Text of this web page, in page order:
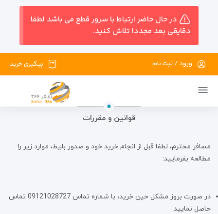
در حال حاضر ارتباط با سرور قطع می باشد لطفا
دقایقی بعد مجددا تلاش کنید.
پیگیری خرید ورود / ثبت نام
قوانین و مقررات
مسافر محترم، لطفا قبل از انجام خرید خود و صدور بلیط، موارد زیر را
مطالعه بفرمایید:
در صورت بروز مشکل حین خرید، با شماره تماس 09121028727 تماس
حاصل نمایید.